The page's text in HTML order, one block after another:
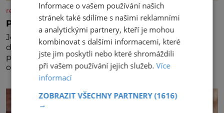
rezidenceonline.cz
Prostor, který roste s dítětem
Je to svět, který se vyvíjí a proměňuje od prvních
dětských krůčků až po dospívání. Správně navržený
pokoj podporuje bezpečí, kreativitu, soustředění i
odpočinek a reaguje na každou etapu života a
specifické potřeby dítěte. Pro nejmenší je klíčová
jednoduchost, měkkost a bezpečí, proto by pokoj
miminka měl působit především klidně a útulně.
Předškolní věk je
Informace o vašem používání našich
stránek také sdílíme s našimi reklamními
a analytickými partnery, kteří je mohou
kombinovat s dalšími informacemi, které
jste jim poskytli nebo které shromáždili
při vašem používání jejich služeb.Více
informací
ZOBRAZIT VŠECHNY PARTNERY(1616)
→